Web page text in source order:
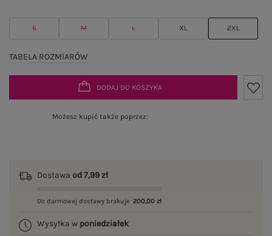
S M L XL 2XL
TABELA ROZMIARÓW
DODAJ DO KOSZYKA
Możesz kupić także poprzez:
Dostawa od 7,99 zł
Do darmowej dostawy brakuje 200,00 zł
Wysyłka w poniedziałek